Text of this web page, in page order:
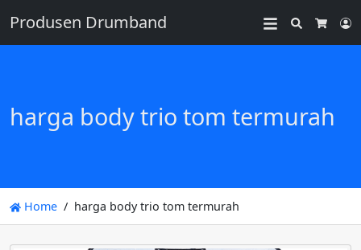
Produsen Drumband
Search
harga body trio tom termurah
Home harga body trio tom termurah